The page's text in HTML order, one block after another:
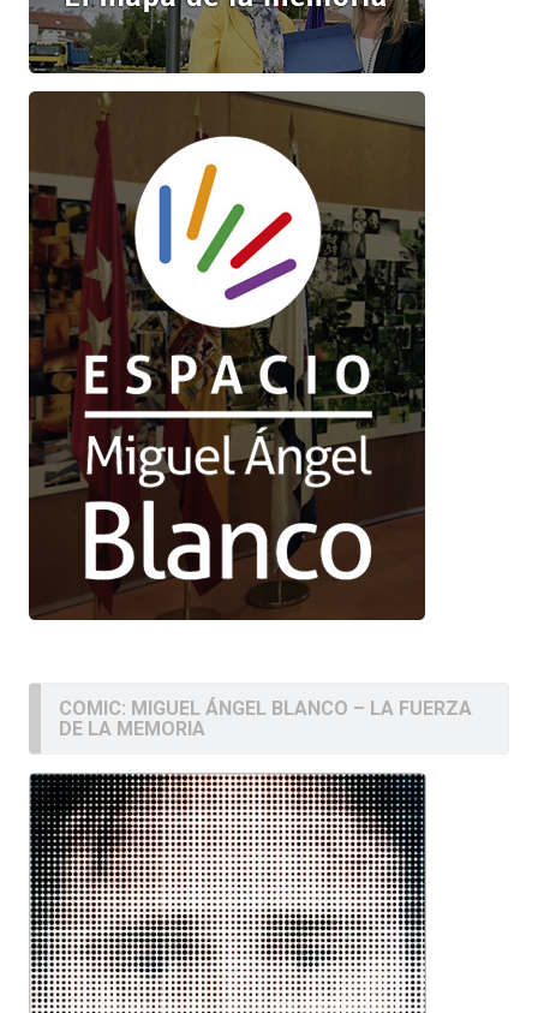
COMIC: MIGUEL ÁNGEL BLANCO – LA FUERZA
DE LA MEMORIA